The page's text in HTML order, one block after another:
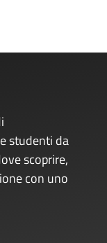
studenti da
scoprire,
con uno